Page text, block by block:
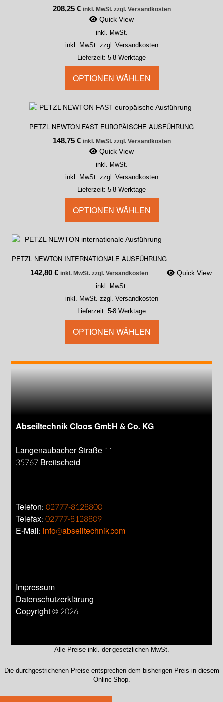
208,25 € inkl. MwSt. zzgl. Versandkosten
Quick View
inkl. MwSt.
inkl. MwSt. zzgl. Versandkosten
Lieferzeit: 5-8 Werktage
OPTIONEN WÄHLEN
PETZL NEWTON FAST EUROPÄISCHE AUSFÜHRUNG
148,75 € inkl. MwSt. zzgl. Versandkosten
Quick View
inkl. MwSt.
inkl. MwSt. zzgl. Versandkosten
Lieferzeit: 5-8 Werktage
OPTIONEN WÄHLEN
PETZL NEWTON INTERNATIONALE AUSFÜHRUNG
142,80 € inkl. MwSt. zzgl. Versandkosten Quick View
inkl. MwSt.
inkl. MwSt. zzgl. Versandkosten
Lieferzeit: 5-8 Werktage
OPTIONEN WÄHLEN
Abseiltechnik Cloos GmbH & Co. KG
Langenaubacher Straße 11
35767 Breitscheid
Telefon:02777-8128800
Telefax:02777-8128809
E-Mail: info@abseiltechnik.com
Impressum
Datenschutzerklärung
Copyright © 2026
Alle Preise inkl. der gesetzlichen MwSt.
Die durchgestrichenen Preise entsprechen dem bisherigen Preis in diesem
Online-Shop.